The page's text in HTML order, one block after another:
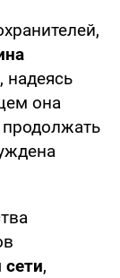
, надеясь
она
,